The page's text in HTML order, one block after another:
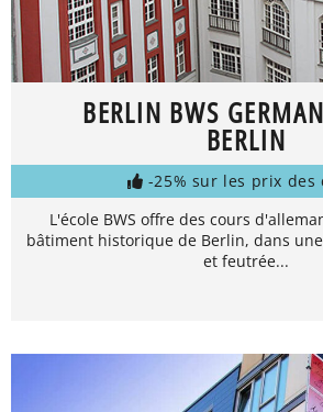
BERLIN BWS
BERLIN
-25% sur les prix des
L'école BWS offre des cours
bâtiment historique de Berlin, dans
et feutrée...